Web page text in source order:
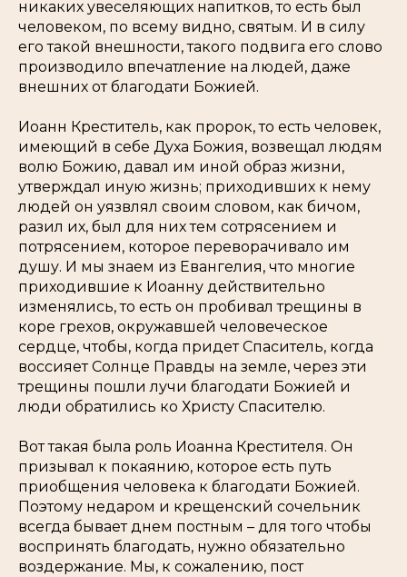
никаких увеселяющих напитков, то есть был
человеком, по всему видно, святым. И в силу
его такой внешности, такого подвига его слово
производило впечатление на людей, даже
внешних от благодати Божией.
Иоанн Креститель, как пророк, то есть человек,
имеющий в себе Духа Божия, возвещал людям
волю Божию, давал им иной образ жизни,
утверждал иную жизнь; приходивших к нему
людей он уязвлял своим словом, как бичом,
разил их, был для них тем сотрясением и
потрясением, которое переворачивало им
душу. И мы знаем из Евангелия, что многие
приходившие к Иоанну действительно
изменялись, то есть он пробивал трещины в
коре грехов, окружавшей человеческое
сердце, чтобы, когда придет Спаситель, когда
воссияет Солнце Правды на земле, через эти
трещины пошли лучи благодати Божией и
люди обратились ко Христу Спасителю.
Вот такая была роль Иоанна Крестителя. Он
призывал к покаянию, которое есть путь
приобщения человека к благодати Божией.
Поэтому недаром и крещенский сочельник
всегда бывает днем постным – для того чтобы
воспринять благодать, нужно обязательно
воздержание. Мы, к сожалению, пост